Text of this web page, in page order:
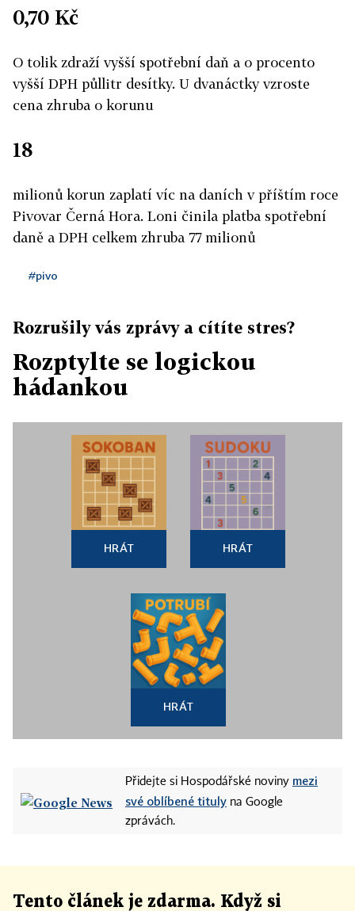
0,70 Kč
O tolik zdraží vyšší spotřební daň a o procento
vyšší DPH půllitr desítky. U dvanáctky vzroste
cena zhruba o korunu
18
milionů korun zaplatí víc na daních v příštím roce
Pivovar Černá Hora. Loni činila platba spotřební
daně a DPH celkem zhruba 77 milionů
#pivo
Rozrušily vás zprávy a cítíte stres?
Rozptylte se logickou
hádankou
HRÁT HRÁT
HRÁT
Přidejte si Hospodářské noviny mezi
své oblíbené tituly na Google
zprávách.
Tento článek je zdarma. Když si